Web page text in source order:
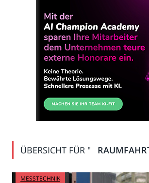
ÜBERSICHT FÜR "
MESSTECHNIK